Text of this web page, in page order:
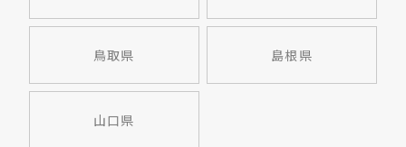
鳥取県 島根県
山口県